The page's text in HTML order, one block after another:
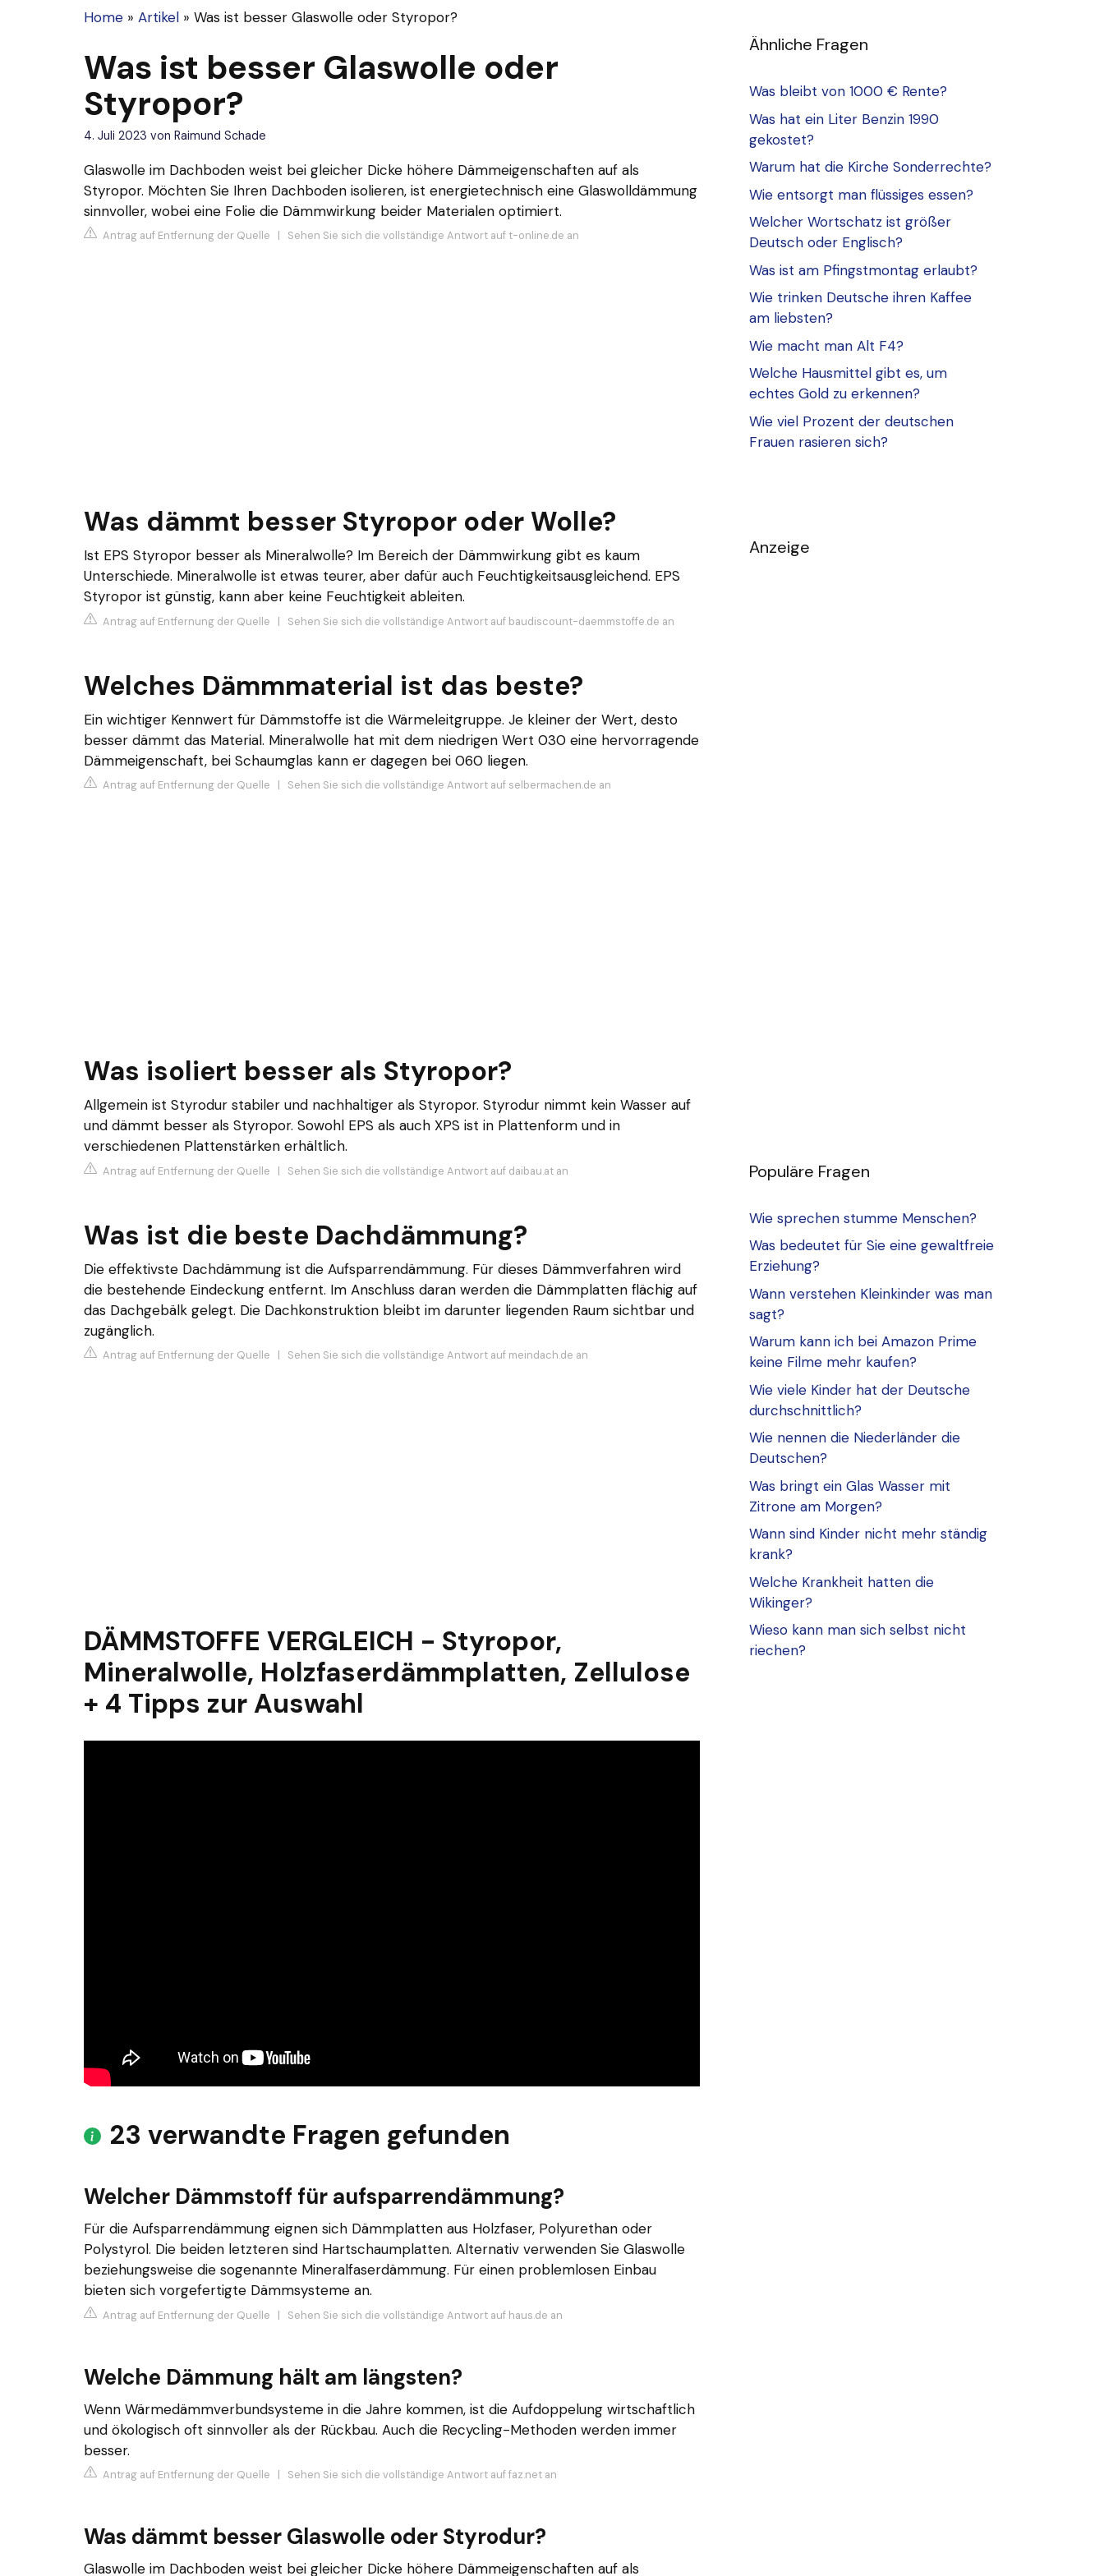
Home » Artikel » Was ist besser Glaswolle oder Styropor?
Was ist besser Glaswolle oder
Styropor?
4. Juli 2023 von Raimund Schade
Glaswolle im Dachboden weist bei gleicher Dicke höhere Dämmeigenschaften auf als
Styropor. Möchten Sie Ihren Dachboden isolieren, ist energietechnisch eine Glaswolldämmung
sinnvoller, wobei eine Folie die Dämmwirkung beider Materialen optimiert.
Antrag auf Entfernung der Quelle | Sehen Sie sich die vollständige Antwort auf t-online.de an
Was dämmt besser Styropor oder Wolle?
Ist EPS Styropor besser als Mineralwolle? Im Bereich der Dämmwirkung gibt es kaum
Unterschiede. Mineralwolle ist etwas teurer, aber dafür auch Feuchtigkeitsausgleichend. EPS
Styropor ist günstig, kann aber keine Feuchtigkeit ableiten.
Antrag auf Entfernung der Quelle | Sehen Sie sich die vollständige Antwort auf baudiscount-daemmstoffe.de an
Welches Dämmmaterial ist das beste?
Ein wichtiger Kennwert für Dämmstoffe ist die Wärmeleitgruppe. Je kleiner der Wert, desto
besser dämmt das Material. Mineralwolle hat mit dem niedrigen Wert 030 eine hervorragende
Dämmeigenschaft, bei Schaumglas kann er dagegen bei 060 liegen.
Antrag auf Entfernung der Quelle | Sehen Sie sich die vollständige Antwort auf selbermachen.de an
Was isoliert besser als Styropor?
Allgemein ist Styrodur stabiler und nachhaltiger als Styropor. Styrodur nimmt kein Wasser auf
und dämmt besser als Styropor. Sowohl EPS als auch XPS ist in Plattenform und in
verschiedenen Plattenstärken erhältlich.
Antrag auf Entfernung der Quelle | Sehen Sie sich die vollständige Antwort auf daibau.at an
Was ist die beste Dachdämmung?
Die effektivste Dachdämmung ist die Aufsparrendämmung. Für dieses Dämmverfahren wird
die bestehende Eindeckung entfernt. Im Anschluss daran werden die Dämmplatten flächig auf
das Dachgebälk gelegt. Die Dachkonstruktion bleibt im darunter liegenden Raum sichtbar und
zugänglich.
Antrag auf Entfernung der Quelle | Sehen Sie sich die vollständige Antwort auf meindach.de an
DÄMMSTOFFE VERGLEICH - Styropor,
Mineralwolle, Holzfaserdämmplatten, Zellulose
+ 4 Tipps zur Auswahl
23 verwandte Fragen gefunden
Welcher Dämmstoff für aufsparrendämmung?
Für die Aufsparrendämmung eignen sich Dämmplatten aus Holzfaser, Polyurethan oder
Polystyrol. Die beiden letzteren sind Hartschaumplatten. Alternativ verwenden Sie Glaswolle
beziehungsweise die sogenannte Mineralfaserdämmung. Für einen problemlosen Einbau
bieten sich vorgefertigte Dämmsysteme an.
Antrag auf Entfernung der Quelle | Sehen Sie sich die vollständige Antwort auf haus.de an
Welche Dämmung hält am längsten?
Wenn Wärmedämmverbundsysteme in die Jahre kommen, ist die Aufdoppelung wirtschaftlich
und ökologisch oft sinnvoller als der Rückbau. Auch die Recycling-Methoden werden immer
besser.
Antrag auf Entfernung der Quelle Sehen Sie sich die vollständige Antwort auf faz.net an
Was dämmt besser Glaswolle oder Styrodur?
Glaswolle im Dachboden weist bei gleicher Dicke höhere Dämmeigenschaften auf als
Ähnliche Fragen
Was bleibt von 1000 € Rente?
Was hat ein Liter Benzin 1990
gekostet?
Warum hat die Kirche Sonderrechte?
Wie entsorgt man flüssiges essen?
Welcher Wortschatz ist größer
Deutsch oder Englisch?
Was ist am Pfingstmontag erlaubt?
Wie trinken Deutsche ihren Kaffee
am liebsten?
Wie macht man Alt F4?
Welche Hausmittel gibt es, um
echtes Gold zu erkennen?
Wie viel Prozent der deutschen
Frauen rasieren sich?
Anzeige
Populäre Fragen
Wie sprechen stumme Menschen?
Was bedeutet für Sie eine gewaltfreie
Erziehung?
Wann verstehen Kleinkinder was man
sagt?
Warum kann ich bei Amazon Prime
keine Filme mehr kaufen?
Wie viele Kinder hat der Deutsche
durchschnittlich?
Wie nennen die Niederländer die
Deutschen?
Was bringt ein Glas Wasser mit
Zitrone am Morgen?
Wann sind Kinder nicht mehr ständig
krank?
Welche Krankheit hatten die
Wikinger?
Wieso kann man sich selbst nicht
riechen?